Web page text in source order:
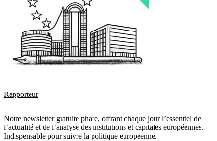
Rapporteur
Notre newsletter gratuite phare, offrant chaque jour l’essentiel de
l’actualité et de l’analyse des institutions et capitales européennes.
Indispensable pour suivre la politique européenne.